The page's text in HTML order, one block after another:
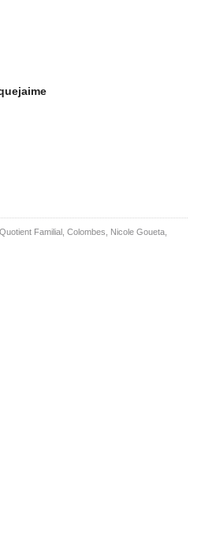
Quotient Familial Colombes Nicole Goueta